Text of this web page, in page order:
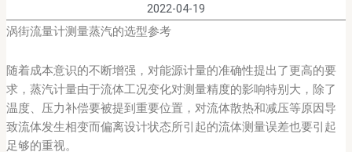
2022-04-19
涡街流量计测量蒸汽的选型参考
随着成本意识的不断增强，对能源计量的准确性提出了更高的要
求，蒸汽计量由于流体工况变化对测量精度的影响特别大，除了
温度、压力补偿要被提到重要位置，对流体散热和减压等原因导
致流体发生相变而偏离设计状态所引起的流体测量误差也要引起
足够的重视。